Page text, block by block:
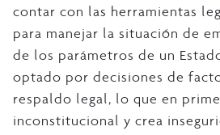
contar con las herramientas
para manejar la situación de
de los parámetros de un
optado por decisiones de
respaldo legal, lo que en
inconstitucional y crea